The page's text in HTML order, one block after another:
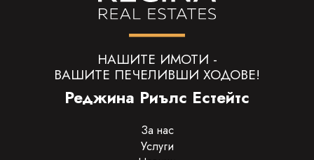
НАШИТЕ ИМОТИ -
ВАШИТЕ ПЕЧЕЛИВШИ ХОДОВЕ!
Реджина Риълс Естейтс
За нас
Услуги